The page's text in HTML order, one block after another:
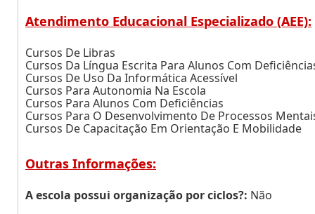
Atendimento Educacional Especializado (AEE):
Cursos De Libras
Cursos Da Língua Escrita Para Alunos Com
Cursos De Uso Da Informática Acessível
Cursos Para Autonomia Na Escola
Cursos Para Alunos Com Deficiências
Cursos Para O Desenvolvimento De Processos
Cursos De Capacitação Em Orientação E Mobilidade
Outras Informações:
A escola possui organização por ciclos?: Não